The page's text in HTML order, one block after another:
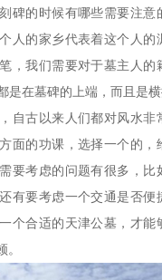
碑的时候有哪些需要注意
人的家乡代表着这个人的
，我们需要对于墓主人的
是在墓碑的上端，而且是
自古以来人们都对风水非
面的功课，选择一个的，
要考虑的问题有很多，比
有要考虑一个交通是否便
个合适的天津公墓，才能